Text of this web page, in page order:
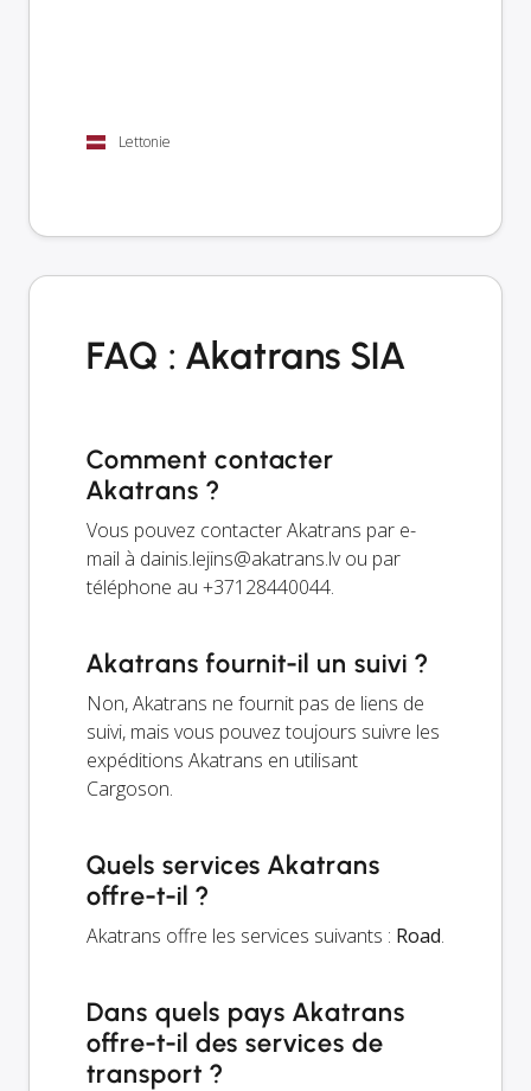
Lettonie
FAQ : Akatrans SIA
Comment contacter
Akatrans ?
Vous pouvez contacter Akatrans par e-
mail à dainis.lejins@akatrans.lvou par
téléphone au +37128440044.
Akatrans fournit-il un suivi ?
Non, Akatrans ne fournit pas de liens de
suivi, mais vous pouvez toujours suivre les
expéditions Akatrans en utilisant
Cargoson.
Quels services Akatrans
offre-t-il ?
Akatrans offre les services suivants : Road.
Dans quels pays Akatrans
offre-t-il des services de
transport ?